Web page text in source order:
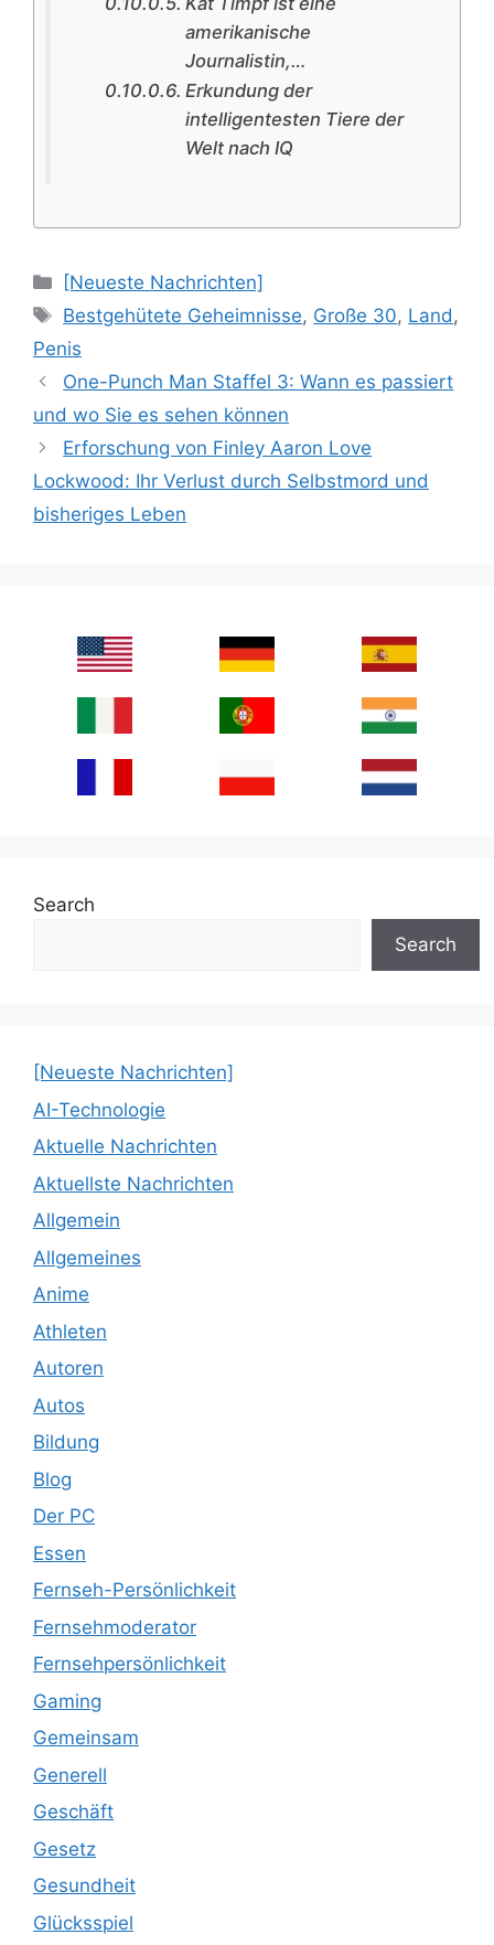
amerikanische
Journalistin,…
Erkundung der
intelligentesten Tiere der
Welt nach IQ
Categories
[Neueste Nachrichten]
Tags
Bestgehütete Geheimnisse, Große 30, Land ,
Penis
One-Punch Man Staffel 3: Wann es passiert
und wo Sie es sehen können
Erforschung von Finley Aaron Love
Lockwood: Ihr Verlust durch Selbstmord und
bisheriges Leben
Search
Search
[Neueste Nachrichten]
AI-Technologie
Aktuelle Nachrichten
Aktuellste Nachrichten
Allgemein
Allgemeines
Anime
Athleten
Autoren
Autos
Bildung
Blog
Der PC
Essen
Fernseh-Persönlichkeit
Fernsehmoderator
Fernsehpersönlichkeit
Gaming
Gemeinsam
Generell
Geschäft
Gesetz
Gesundheit
Glücksspiel